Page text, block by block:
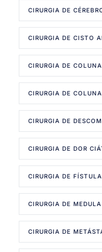
CIRURGIA DE
CIRURGIA DE CISTO
CIRURGIA DE
CIRURGIA DE
CIRURGIA DE
CIRURGIA DE DOR
CIRURGIA DE
CIRURGIA DE
CIRURGIA DE